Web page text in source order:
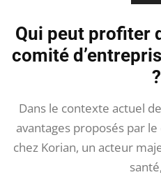
Qui peut profiter
comité
?
Dans le contexte actuel
avantages proposés par le
chez Korian, un acteur